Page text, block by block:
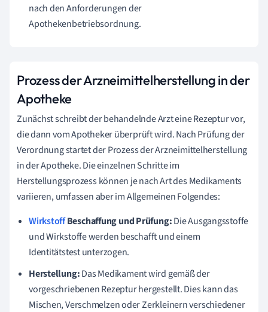
nach den Anforderungen der
Apothekenbetriebsordnung.
Prozess der Arzneimittelherstellung in der
Apotheke
Zunächst schreibt der behandelnde Arzt eine Rezeptur vor,
die dann vom Apotheker überprüft wird. Nach Prüfung der
Verordnung startet der Prozess der Arzneimittelherstellung
in der Apotheke. Die einzelnen Schritte im
Herstellungsprozess können je nach Art des Medikaments
variieren, umfassen aber im Allgemeinen Folgendes:
WirkstoffBeschaffung und Prüfung:Die Ausgangsstoffe
und Wirkstoffe werden beschafft und einem
Identitätstest unterzogen.
Herstellung:Das Medikament wird gemäß der
vorgeschriebenen Rezeptur hergestellt. Dies kann das
Mischen, Verschmelzen oder Zerkleinern verschiedener